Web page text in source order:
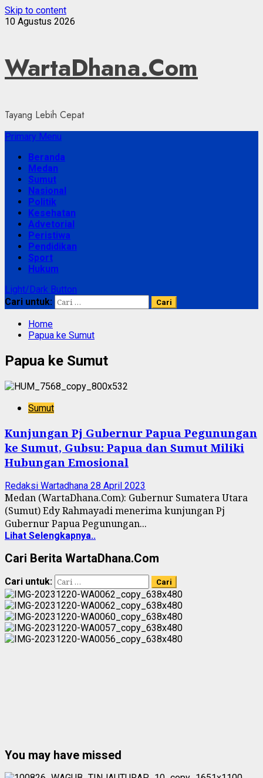
Skip to content
10 Agustus 2026
WartaDhana.Com
Tayang Lebih Cepat
Primary Menu
Beranda
Medan
Sumut
Nasional
Politik
Kesehatan
Advetorial
Peristiwa
Pendidikan
Sport
Hukum
Light/Dark Button
Cari untuk:
Home
Papua ke Sumut
Papua ke Sumut
Sumut
Kunjungan Pj Gubernur Papua Pegunungan
ke Sumut, Gubsu: Papua dan Sumut Miliki
Hubungan Emosional
Redaksi Wartadhana 28 April 2023
Medan (WartaDhana.Com): Gubernur Sumatera Utara
(Sumut) Edy Rahmayadi menerima kunjungan Pj
Gubernur Papua Pegunungan...
Lihat Selengkapnya..
Cari Berita WartaDhana.Com
Cari untuk:
You may have missed